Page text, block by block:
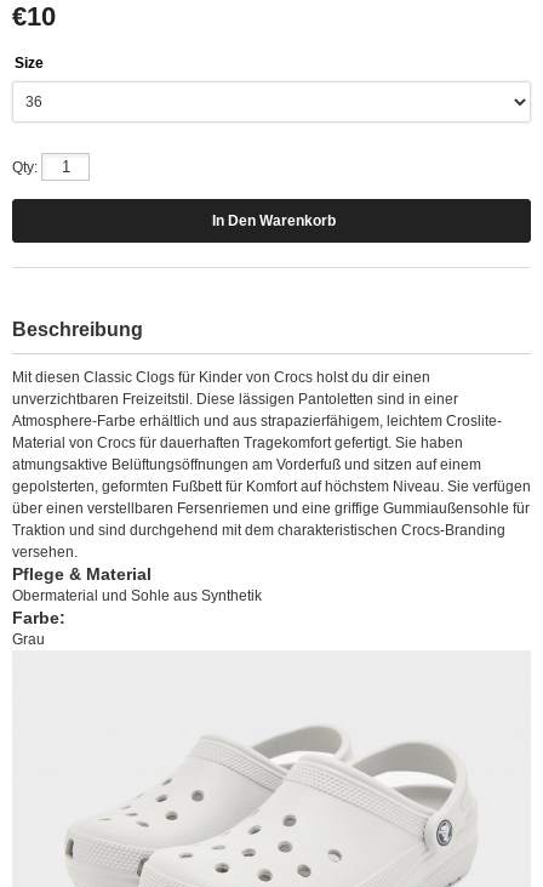
€10
Size
Qty:
Beschreibung
Mit diesen Classic Clogs für Kinder von Crocs holst du dir einen
unverzichtbaren Freizeitstil. Diese lässigen Pantoletten sind in einer
Atmosphere-Farbe erhältlich und aus strapazierfähigem, leichtem Croslite-
Material von Crocs für dauerhaften Tragekomfort gefertigt. Sie haben
atmungsaktive Belüftungsöffnungen am Vorderfuß und sitzen auf einem
gepolsterten, geformten Fußbett für Komfort auf höchstem Niveau. Sie verfügen
über einen verstellbaren Fersenriemen und eine griffige Gummiaußensohle für
Traktion und sind durchgehend mit dem charakteristischen Crocs-Branding
versehen.
Pflege & Material
Obermaterial und Sohle aus Synthetik
Farbe:
Grau